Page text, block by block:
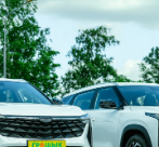
Новости компаний